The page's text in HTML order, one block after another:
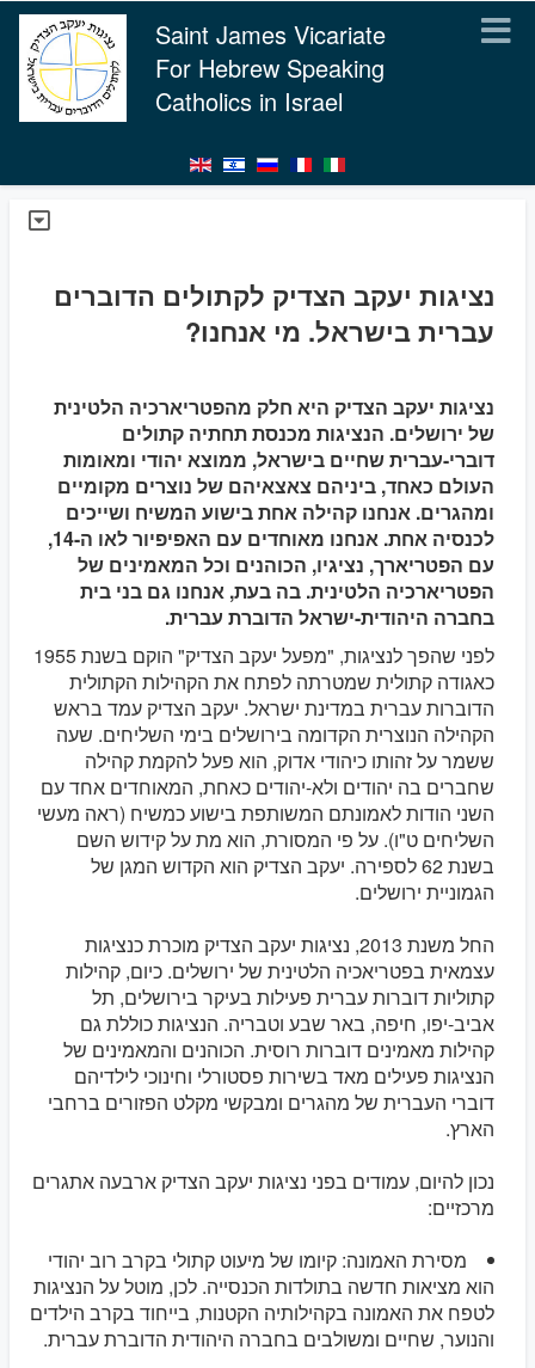
Saint James Vicariate
For Hebrew Speaking
Catholics in Israel
נציגות יעקב הצדיק לקתולים הדוברים
עברית בישראל. מי אנחנו?
נציגות יעקב הצדיק היא חלק מהפטריארכיה הלטינית
של ירושלים. הנציגות מכנסת תחתיה קתולים
דוברי-עברית שחיים בישראל, ממוצא יהודי ומאומות
העולם כאחד, ביניהם צאצאיהם של נוצרים מקומיים
ומהגרים. אנחנו קהילה אחת בישוע המשיח ושייכים
לכנסיה אחת. אנחנו מאוחדים עם האפיפיור לאו ה-14,
עם הפטריארך, נציגיו, הכוהנים וכל המאמינים של
הפטריארכיה הלטינית. בה בעת, אנחנו גם בני בית
בחברה היהודית-ישראל הדוברת עברית.
לפני שהפך לנציגות, "מפעל יעקב הצדיק" הוקם בשנת 1955
כאגודה קתולית שמטרתה לפתח את הקהילות הקתולית
הדוברות עברית במדינת ישראל. יעקב הצדיק עמד בראש
הקהילה הנוצרית הקדומה בירושלים בימי השליחים. שעה
ששמר על זהותו כיהודי אדוק, הוא פעל להקמת קהילה
שחברים בה יהודים ולא-יהודים כאחת, המאוחדים אחד עם
השני הודות לאמונתם המשותפת בישוע כמשיח (ראה מעשי
השליחים ט"ו). על פי המסורת, הוא מת על קידוש השם
בשנת 62 לספירה. יעקב הצדיק הוא הקדוש המגן של
הגמוניית ירושלים.
החל משנת 2013, נציגות יעקב הצדיק מוכרת כנציגות
עצמאית בפטריאכיה הלטינית של ירושלים. כיום, קהילות
קתוליות דוברות עברית פעילות בעיקר בירושלים, תל
אביב-יפו, חיפה, באר שבע וטבריה. הנציגות כוללת גם
קהילות מאמינים דוברות רוסית. הכוהנים והמאמינים של
הנציגות פעילים מאד בשירות פסטורלי וחינוכי לילדיהם
דוברי העברית של מהגרים ומבקשי מקלט הפזורים ברחבי
הארץ.
נכון להיום, עמודים בפני נציגות יעקב הצדיק ארבעה אתגרים
מרכזיים:
מסירת האמונה: קיומו של מיעוט קתולי בקרב רוב יהודי
הוא מציאות חדשה בתולדות הכנסייה. לכן, מוטל על הנציגות
לטפח את האמונה בקהילותיה הקטנות, בייחוד בקרב הילדים
והנוער, שחיים ומשולבים בחברה היהודית הדוברת עברית.